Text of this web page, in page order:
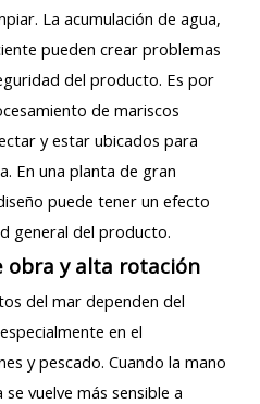
La acumulación de agua,
pueden crear problemas
del producto. Es por
de mariscos
y estar ubicados para
En una planta de gran
puede tener un efecto
general del producto.
obra y alta rotación
del mar dependen del
en el
y pescado. Cuando la mano
vuelve más sensible a